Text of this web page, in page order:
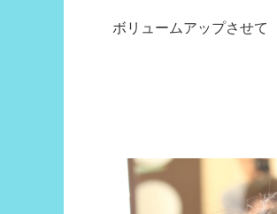
ボリュームアップさせ